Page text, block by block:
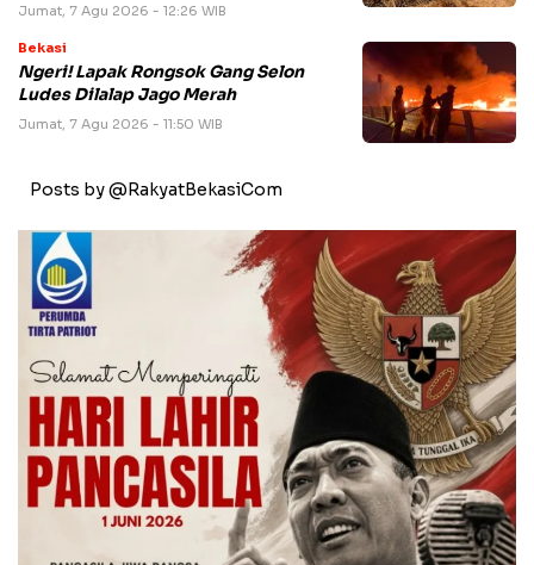
Jumat, 7 Agu 2026 - 12:26 WIB
Bekasi
Ngeri! Lapak Rongsok Gang Selon
Ludes Dilalap Jago Merah
Jumat, 7 Agu 2026 - 11:50 WIB
Posts by @RakyatBekasiCom